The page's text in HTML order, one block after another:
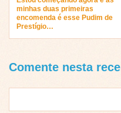
minhas duas primeiras
encomenda é esse Pudim de
Prestígio…
Comente nesta